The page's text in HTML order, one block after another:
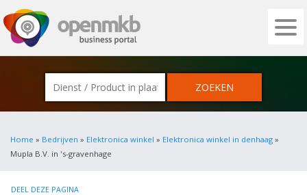
OPENMKB - DE ZAKELIJKE PORTAL
Home » Bedrijven » Elektronica winkel » Elektronica winkel in denhaag »
Mupla B.V. in 's-gravenhage
DEEL DEZE PAGINA